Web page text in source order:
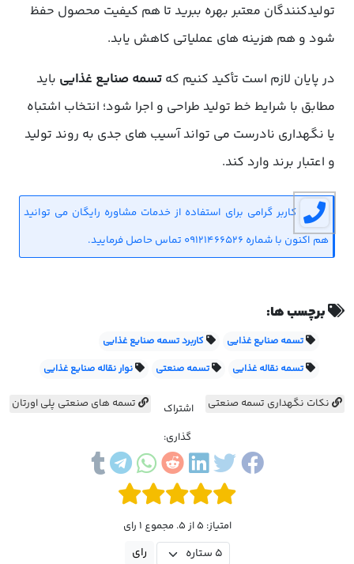
تولیدکنندگان معتبر بهره ببرید تا هم کیفیت محصول حفظ
شود و هم هزینه های عملیاتی کاهش یابد.
در پایان لازم است تأکید کنیم که تسمه صنایع غذایی باید
مطابق با شرایط خط تولید طراحی و اجرا شود؛ انتخاب اشتباه
یا نگهداری نادرست می تواند آسیب های جدی به روند تولید
و اعتبار برند وارد کند.
کاربر گرامی برای استفاده از خدمات مشاوره رایگان می توانید
هم اکنون با شماره 09121466526 تماس حاصل فرمایید.
برچسب ها:
تسمه صنایع غذایی
کاربرد تسمه صنایع غذایی
تسمه نقاله غذایی
تسمه صنعتی نوار نقاله صنایع غذایی
نکات نگهداری تسمه صنعتی تسمه های صنعتی پلی اورتان
اشتراک
گذاری:
امتیاز: 5 از 5. مجموع 1 رای